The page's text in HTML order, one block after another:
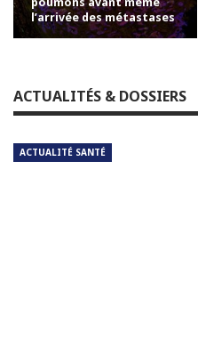
l’arrivée des métastases
ACTUALITÉS & DOSSIERS
ACTUALITÉ SANTÉ